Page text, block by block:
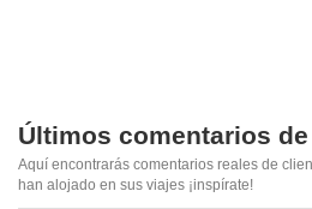
Últimos comentarios
Aquí encontrarás comentarios reales de
han alojado en sus viajes ¡inspírate!